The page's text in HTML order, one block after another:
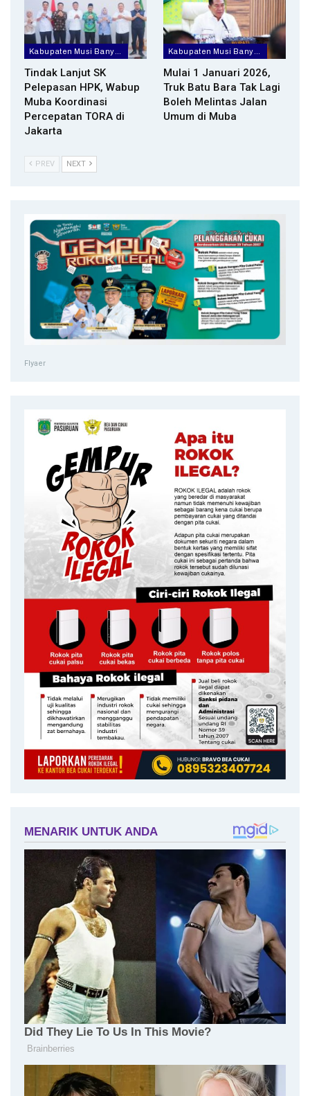
Tindak Lanjut SK
Pelepasan HPK, Wabup
Muba Koordinasi
Percepatan TORA di
Jakarta
Mulai 1 Januari 2026,
Truk Batu Bara Tak Lagi
Boleh Melintas Jalan
Umum di Muba
PREV NEXT
Flyaer